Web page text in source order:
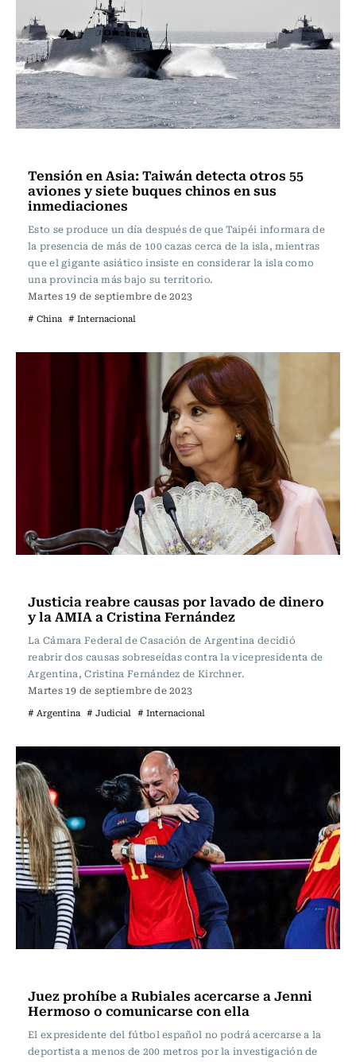
Tensión en Asia: Taiwán detecta otros 55
aviones y siete buques chinos en sus
inmediaciones
Esto se produce un día después de que Taipéi informara de
la presencia de más de 100 cazas cerca de la isla, mientras
que el gigante asiático insiste en considerar la isla como
una provincia más bajo su territorio.
Martes 19 de septiembre de 2023
# China # Internacional
Justicia reabre causas por lavado de dinero
y la AMIA a Cristina Fernández
La Cámara Federal de Casación de Argentina decidió
reabrir dos causas sobreseídas contra la vicepresidenta de
Argentina, Cristina Fernández de Kirchner.
Martes 19 de septiembre de 2023
# Argentina # Judicial # Internacional
Juez prohíbe a Rubiales acercarse a Jenni
Hermoso o comunicarse con ella
El expresidente del fútbol español no podrá acercarse a la
deportista a menos de 200 metros por la investigación de